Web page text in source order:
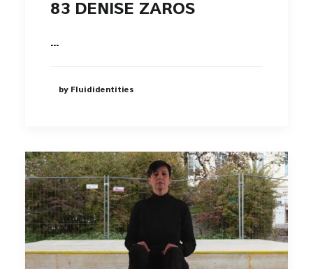
TEAM
IMPRESSUM
83 DENISE ZAROS
…
by Fluididentities